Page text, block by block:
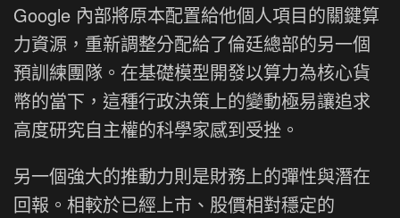
Google 內部將原本配置給他個人項目的關鍵算
力資源，重新調整分配給了倫廷總部的另一個
預訓練團隊。在基礎模型開發以算力為核心貨
幣的當下，這種行政決策上的變動極易讓追求
高度研究自主權的科學家感到受挫。
另一個強大的推動力則是財務上的彈性與潛在
回報。相較於已經上市、股價相對穩定的